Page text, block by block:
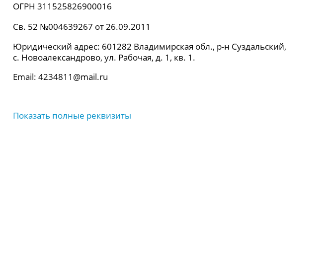
ОГРН 311525826900016
Св. 52 №004639267 от 26.09.2011
Юридический адрес: 601282 Владимирская обл., р-н Суздальский,
с. Новоалександрово, ул. Рабочая, д. 1, кв. 1.
Email: 4234811@mail.ru
Показать полные реквизиты